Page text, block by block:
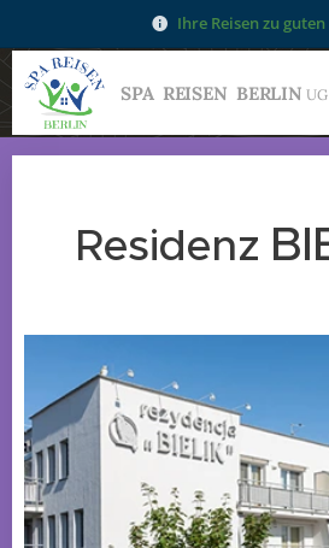
Ihre Reisen zu
SPA REISENBERLIN UG
Residenz